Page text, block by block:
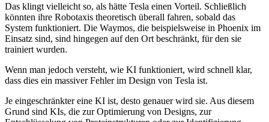
Das klingt vielleicht so, als hätte Tesla einen Vorteil. Schließlich
könnten ihre Robotaxis theoretisch überall fahren, sobald das
System funktioniert. Die Waymos, die beispielsweise in Phoenix im
Einsatz sind, sind hingegen auf den Ort beschränkt, für den sie
trainiert wurden.
Wenn man jedoch versteht, wie KI funktioniert, wird schnell klar,
dass dies ein massiver Fehler im Design von Tesla ist.
Je eingeschränkter eine KI ist, desto genauer wird sie. Aus diesem
Grund sind KIs, die zur Optimierung von Designs, zur